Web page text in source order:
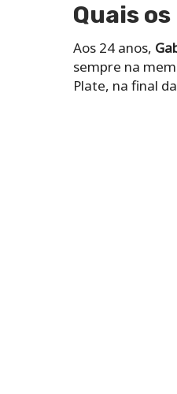
Quais
Aos 24 anos,
sempre na
Plate, na final